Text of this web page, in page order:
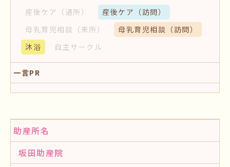
産後ケア （通所） 産後ケア （訪問）
母乳育児相談 （来所） 母乳育児相談 （訪問）
沐浴
自主サークル
一言PR
助産所名
坂田助産院